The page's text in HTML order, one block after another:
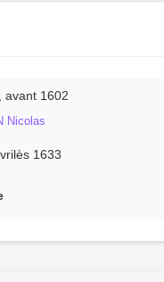
, avant 1602
Nicolas
1633